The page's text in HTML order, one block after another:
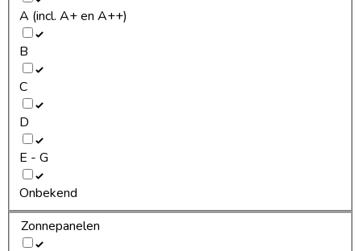
A (incl. A+ en A++)
B
C
D
E - G
Onbekend
Zonnepanelen